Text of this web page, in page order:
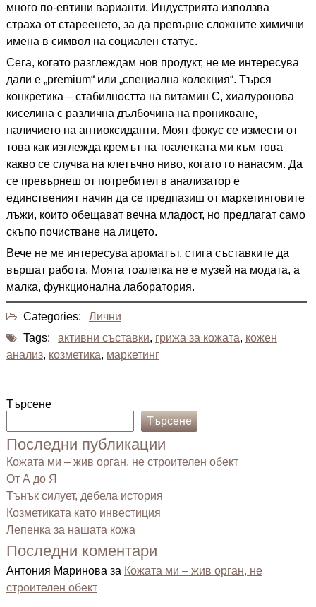
много по-евтини варианти. Индустрията използва
страха от стареенето, за да превърне сложните химични
имена в символ на социален статус.
Сега, когато разглеждам нов продукт, не ме интересува
дали е „premium“ или „специална колекция“. Търся
конкретика – стабилността на витамин С, хиалуронова
киселина с различна дълбочина на проникване,
наличието на антиоксиданти. Моят фокус се измести от
това как изглежда кремът на тоалетката ми към това
какво се случва на клетъчно ниво, когато го нанасям. Да
се превърнеш от потребител в анализатор е
единственият начин да се предпазиш от маркетинговите
лъжи, които обещават вечна младост, но предлагат само
скъпо почистване на лицето.
Вече не ме интересува ароматът, стига съставките да
вършат работа. Моята тоалетка не е музей на модата, а
малка, функционална лаборатория.
Categories:
Лични
Tags:
активни съставки, грижа за кожата, кожен
анализ, козметика, маркетинг
Търсене
Търсене
Последни публикации
Кожата ми – жив орган, не строителен обект
От А до Я
Тънък силует, дебела история
Козметиката като инвестиция
Лепенка за нашата кожа
Последни коментари
Антония Маринова за Кожата ми – жив орган, не
строителен обект